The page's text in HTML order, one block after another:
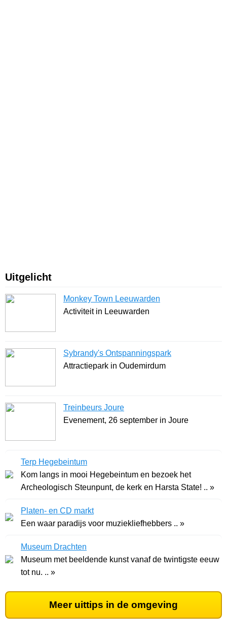
Uitgelicht
Monkey Town Leeuwarden
Activiteit in Leeuwarden
Sybrandy's Ontspanningspark
Attractiepark in Oudemirdum
Treinbeurs Joure
Evenement, 26 september in Joure
Terp Hegebeintum
Kom langs in mooi Hegebeintum en bezoek het
Archeologisch Steunpunt, de kerk en Harsta State! .. »
Platen- en CD markt
Een waar paradijs voor muziekliefhebbers .. »
Museum Drachten
Museum met beeldende kunst vanaf de twintigste eeuw
tot nu. .. »
Meer uittips in de omgeving